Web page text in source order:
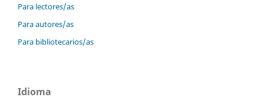
Para lectores/as
Para autores/as
Para bibliotecarios/as
Idioma